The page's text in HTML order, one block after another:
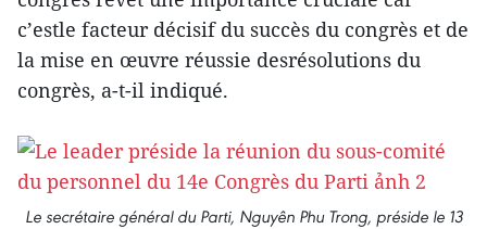
c’estle facteur décisif du succès du congrès et de
la mise en œuvre réussie desrésolutions du
congrès, a-t-il indiqué.
Le secrétaire général du Parti, Nguyên Phu Trong, préside le 13